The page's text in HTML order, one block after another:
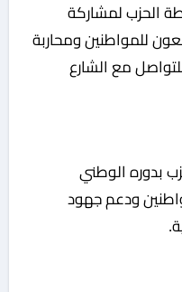
الحزب لمشاركة
للمواطنين ومحاربة
مع الشارع
بدوره الوطني
ودعم جهود